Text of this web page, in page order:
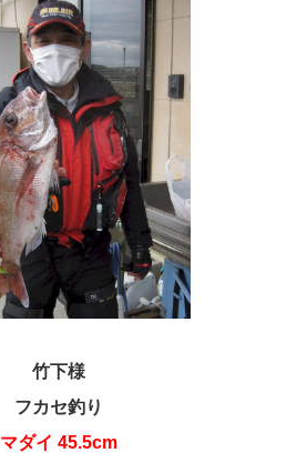
竹下様
フカセ釣り
マダイ 45.5cm